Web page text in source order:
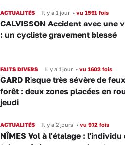
ACTUALITÉS Il y a 1 jour •vu 1591 fois
CALVISSON Accident avec une
: un cycliste gravement blessé
FAITS DIVERS Il y a 1 jour •vu 1602 fois
GARD Risque très sévère de
forêt : deux zones placées en
jeudi
ACTUALITÉS Il y a 2 jours •vu 972 fois
NÎMES Vol à l'étalage : l'individu